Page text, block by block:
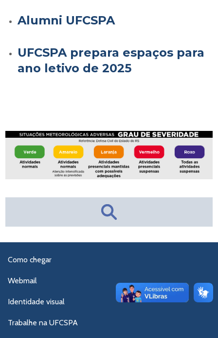
Alumni UFCSPA
UFCSPA prepara espaços para
ano letivo de 2025
Como chegar
Webmail
Identidade visual
Trabalhe na UFCSPA